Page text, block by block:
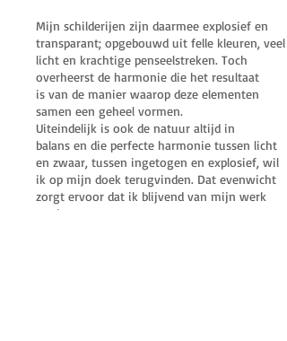
Mijn schilderijen zijn daarmee explosief en
transparant; opgebouwd uit felle kleuren, veel
licht en krachtige penseelstreken. Toch
overheerst de harmonie die het resultaat
is van de manier waarop deze elementen
samen een geheel vormen.
Uiteindelijk is ook de natuur altijd in
balans en die perfecte harmonie tussen licht
en zwaar, tussen ingetogen en explosief, wil
ik op mijn doek terugvinden. Dat evenwicht
zorgt ervoor dat ik blijvend van mijn werk
geniet.